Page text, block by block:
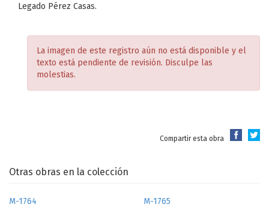
Legado Pérez Casas.
La imagen de este registro aún no está disponible y el
texto está pendiente de revisión. Disculpe las
molestias.
Compartir esta obra
Otras obras en la colección
M-1764 M-1765